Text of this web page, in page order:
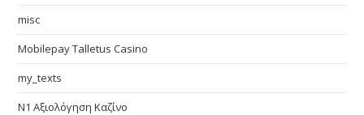
misc
Mobilepay Talletus Casino
my_texts
N1 Αξιολόγηση Καζίνο